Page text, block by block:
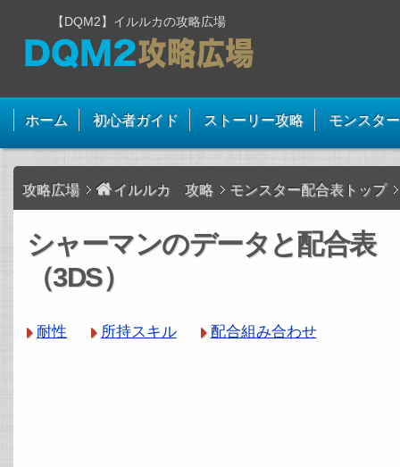
【DQM2】イルルカの攻略広場
ホーム 初心者ガイド ストーリー攻略 モンスタ
攻略広場 イルルカ 攻略 モンスター配合表トップ
シャーマンのデータと配合
（3DS）
耐性 所持スキル 配合組み合わせ